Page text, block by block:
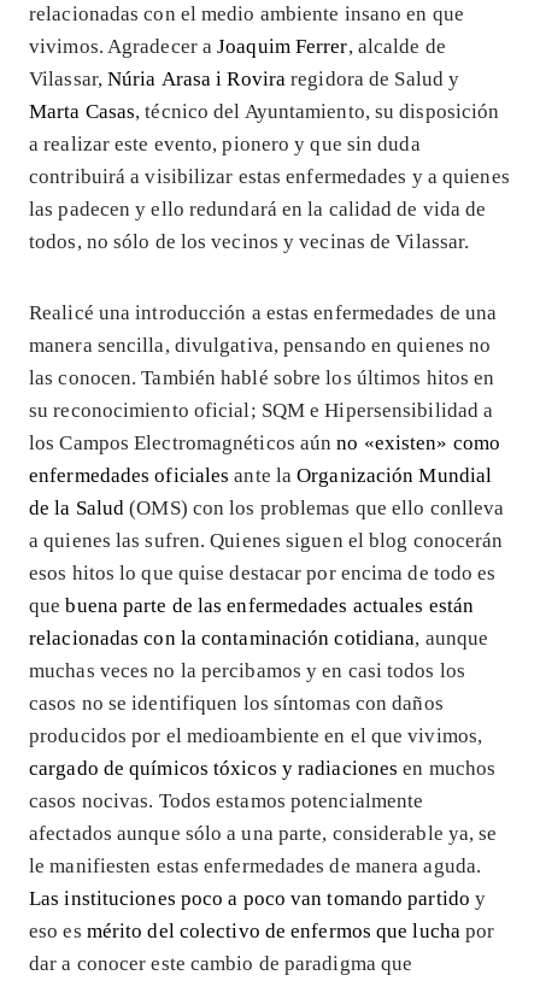
relacionadas con el medio ambiente insano en que
vivimos. Agradecer aJoaquim Ferrer, alcalde de
Vilassar,Núria Arasa i Rovira regidora de Salud y
Marta Casas, técnico del Ayuntamiento, su disposición
a realizar este evento, pionero y que sin duda
contribuirá a visibilizar estas enfermedades y a quienes
las padecen y ello redundará en la calidad de vida de
todos, no sólo de los vecinos y vecinas de Vilassar.
Realicé una introducción a estas enfermedades de una
manera sencilla, divulgativa, pensando en quienes no
las conocen. También hablé sobre los últimos hitos en
su reconocimiento oficial; SQM e Hipersensibilidad a
los Campos Electromagnéticos aúnno «existen» como
enfermedades oficiales ante laOrganización Mundial
de la Salud (OMS) con los problemas que ello conlleva
a quienes las sufren. Quienes siguen el blog conocerán
esos hitos lo que quise destacar por encima de todo es
quebuena parte de las enfermedades actuales están
relacionadas con la contaminación cotidiana, aunque
muchas veces no la percibamos y en casi todos los
casos no se identifiquen los síntomas con daños
producidos por el medioambiente en el que vivimos,
cargado de químicos tóxicos y radiaciones en muchos
casos nocivas. Todos estamos potencialmente
afectados aunque sólo a una parte, considerable ya, se
le manifiesten estas enfermedades de manera aguda.
Las instituciones poco a poco van tomando partido y
eso es mérito del colectivo de enfermos que lucha por
dar a conocer este cambio de paradigma que